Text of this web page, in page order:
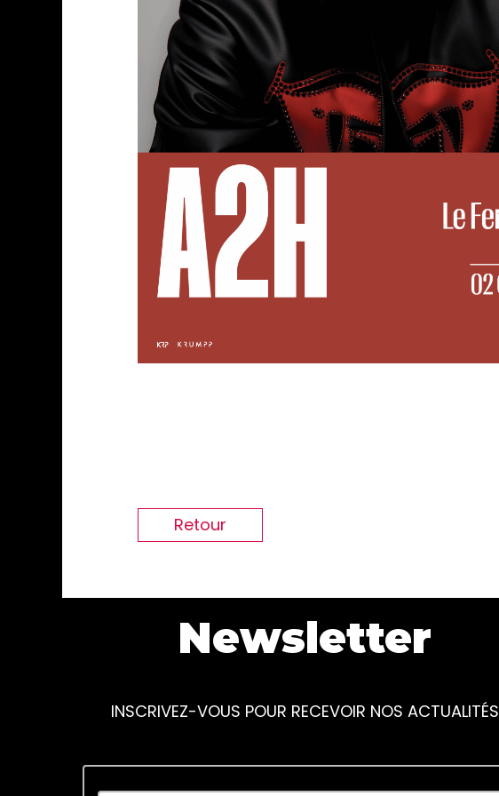
Retour
Newsletter
INSCRIVEZ-VOUS POUR RECEVOIR NOS ACTUALITÉS